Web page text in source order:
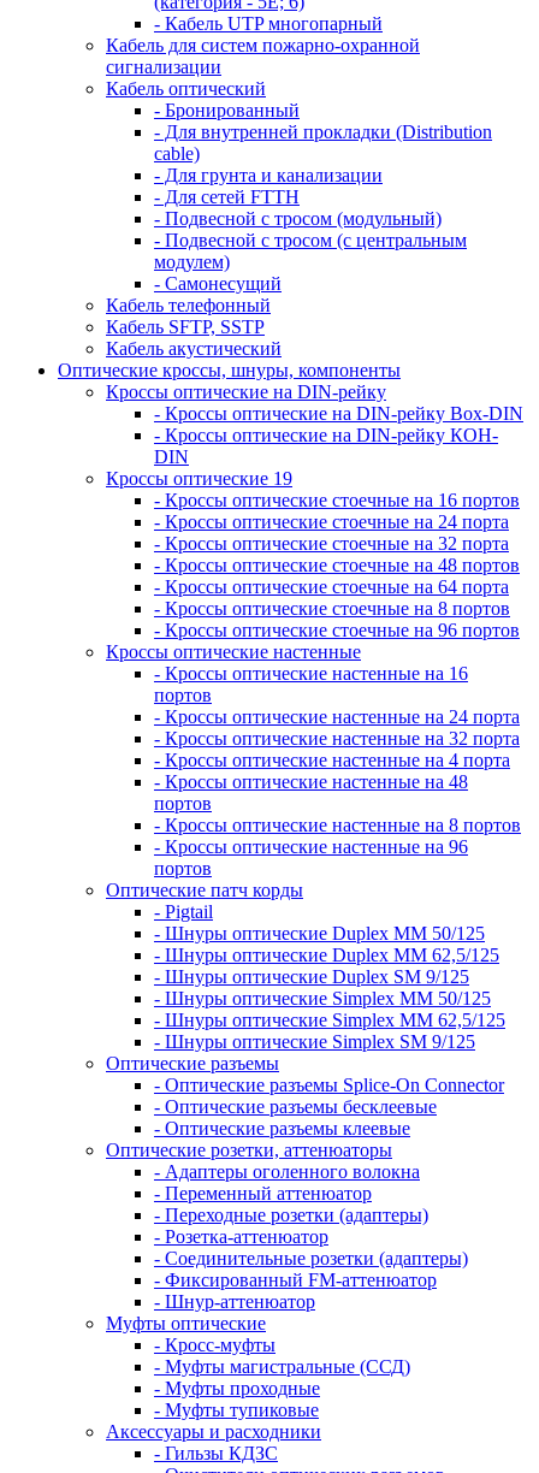
- Кабель UTP многопарный
Кабель для систем пожарно-охранной
сигнализации
Кабель оптический
- Бронированный
- Для внутренней прокладки (Distribution
cable)
- Для грунта и канализации
- Для сетей FTTH
- Подвесной с тросом (модульный)
- Подвесной с тросом (с центральным
модулем)
- Самонесущий
Кабель телефонный
Кабель SFTP, SSTP
Кабель акустический
Оптические кроссы, шнуры, компоненты
Кроссы оптические на DIN-рейку
- Кроссы оптические на DIN-рейку Box-DIN
- Кроссы оптические на DIN-рейку КОН-
DIN
Кроссы оптические 19
- Кроссы оптические стоечные на 16 портов
- Кроссы оптические стоечные на 24 порта
- Кроссы оптические стоечные на 32 порта
- Кроссы оптические стоечные на 48 портов
- Кроссы оптические стоечные на 64 порта
- Кроссы оптические стоечные на 8 портов
- Кроссы оптические стоечные на 96 портов
Кроссы оптические настенные
- Кроссы оптические настенные на 16
портов
- Кроссы оптические настенные на 24 порта
- Кроссы оптические настенные на 32 порта
- Кроссы оптические настенные на 4 порта
- Кроссы оптические настенные на 48
портов
- Кроссы оптические настенные на 8 портов
- Кроссы оптические настенные на 96
портов
Оптические патч корды
- Pigtail
- Шнуры оптические Duplex MM 50/125
- Шнуры оптические Duplex MM 62,5/125
- Шнуры оптические Duplex SM 9/125
- Шнуры оптические Simplex MM 50/125
- Шнуры оптические Simplex MM 62,5/125
- Шнуры оптические Simplex SM 9/125
Оптические разъемы
- Оптические разъемы Splice-On Connector
- Оптические разъемы бесклеевые
- Оптические разъемы клеевые
Оптические розетки, аттенюаторы
- Адаптеры оголенного волокна
- Переменный аттенюатор
- Переходные розетки (адаптеры)
- Розетка-аттенюатор
- Соединительные розетки (адаптеры)
- Фиксированный FM-аттенюатор
- Шнур-аттенюатор
Муфты оптические
- Кросс-муфты
- Муфты магистральные (ССД)
- Муфты проходные
- Муфты тупиковые
Аксессуары и расходники
- Гильзы КДЗС